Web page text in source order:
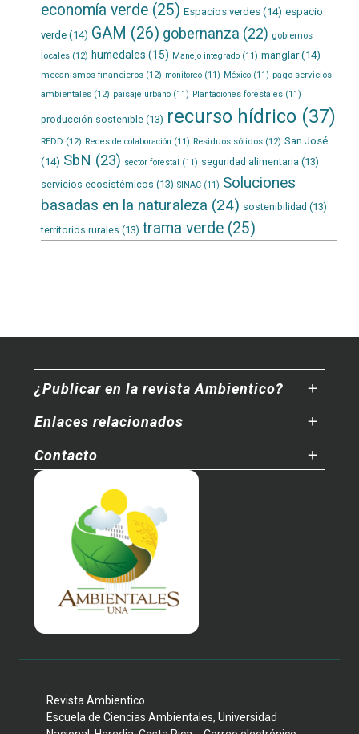
economía verde(25) Espacios verdes(14) espacio
verde(14) GAM (26) gobernanza (22) gobiernos
locales(12) humedales (15) Manejo integrado(11) manglar(14)
mecanismos financieros(12) monitoreo(11) México(11) pago servicios
ambientales(12) paisaje urbano(11) Plantaciones forestales(11)
producción sostenible(13) recurso hídrico(37)
REDD (12) Redes de colaboración (11) Residuos sólidos(12) San José
(14) SbN (23) sector forestal (11) seguridad alimentaria (13)
servicios ecosistémicos (13) SINAC(11) Soluciones
basadas en la naturaleza (24) sostenibilidad (13)
territorios rurales (13) trama verde(25)
¿Publicar en la revista Ambientico?
Enlaces relacionados
Contacto
Revista Ambientico
Escuela de Ciencias Ambientales, Universidad